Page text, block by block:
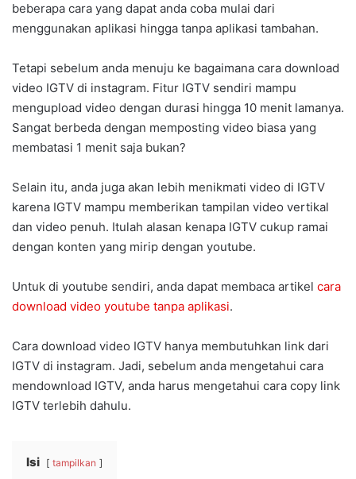
beberapa cara yang dapat anda coba mulai dari
menggunakan aplikasi hingga tanpa aplikasi tambahan.
Tetapi sebelum anda menuju ke bagaimana cara download
video IGTV di instagram. Fitur IGTV sendiri mampu
mengupload video dengan durasi hingga 10 menit lamanya.
Sangat berbeda dengan memposting video biasa yang
membatasi 1 menit saja bukan?
Selain itu, anda juga akan lebih menikmati video di IGTV
karena IGTV mampu memberikan tampilan video vertikal
dan video penuh. Itulah alasan kenapa IGTV cukup ramai
dengan konten yang mirip dengan youtube.
Untuk di youtube sendiri, anda dapat membaca artikel cara
download video youtube tanpa aplikasi.
Cara download video IGTV hanya membutuhkan link dari
IGTV di instagram. Jadi, sebelum anda mengetahui cara
mendownload IGTV, anda harus mengetahui cara copy link
IGTV terlebih dahulu.
Isi tampilkan